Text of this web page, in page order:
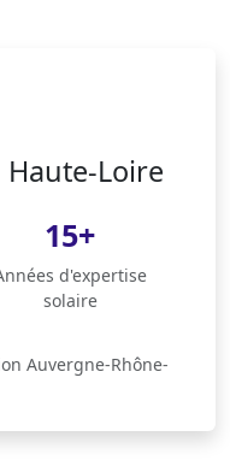
Loire
15+
d'expertise
solaire
Auvergne-Rhône-